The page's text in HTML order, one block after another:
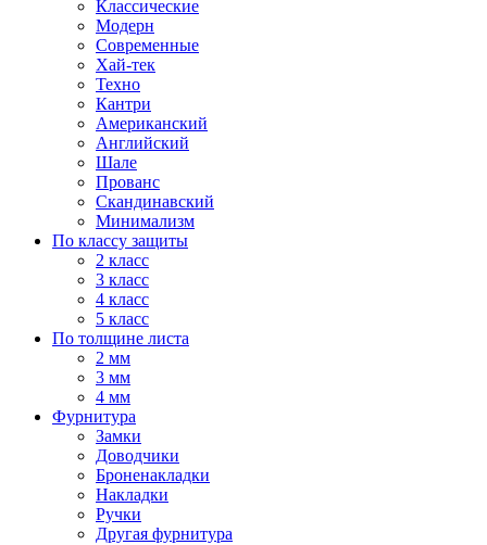
Классические
Модерн
Современные
Хай-тек
Техно
Кантри
Американский
Английский
Шале
Прованс
Скандинавский
Минимализм
По классу защиты
2 класс
3 класс
4 класс
5 класс
По толщине листа
2 мм
3 мм
4 мм
Фурнитура
Замки
Доводчики
Броненакладки
Накладки
Ручки
Другая фурнитура